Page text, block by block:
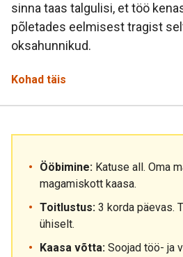
sinna taas talgulisi, et töö
põletades eelmisest tragist
oksahunnikud.
Kohad täis
Ööbimine: Katuse all. Oma
magamiskott kaasa.
Toitlustus: 3 korda päevas.
ühiselt.
Kaasa võtta: Soojad töö- ja